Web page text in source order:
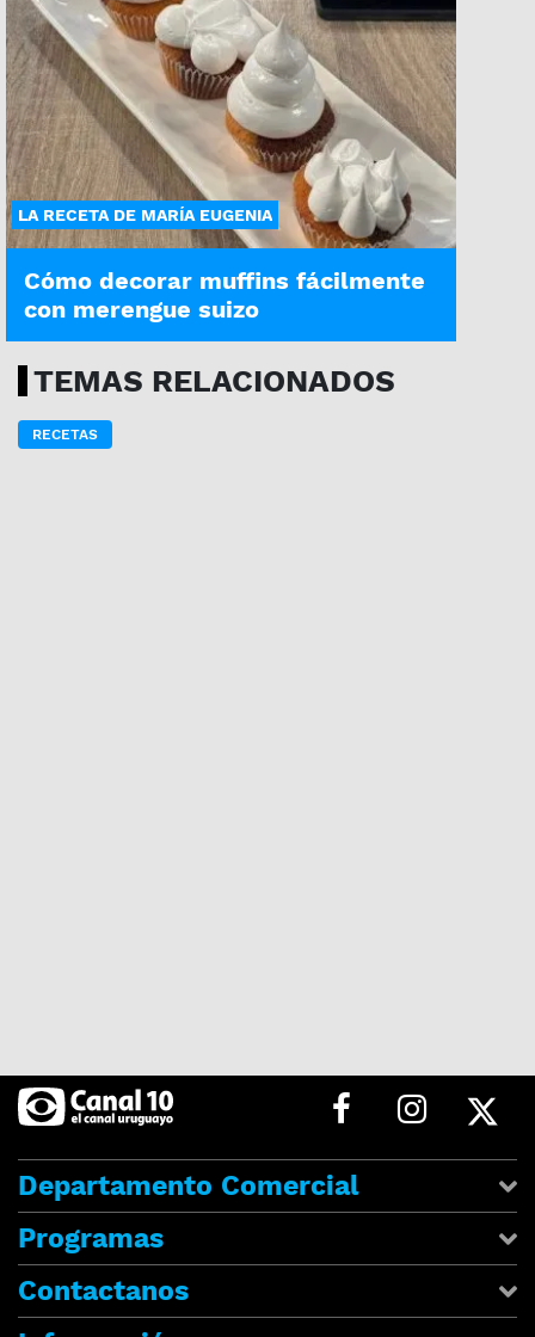
LA RECETA DE MARÍA EUGENIA
Cómo decorar muffins fácilmente
con merengue suizo
TEMAS RELACIONADOS
RECETAS
Departamento Comercial
Programas
Contactanos